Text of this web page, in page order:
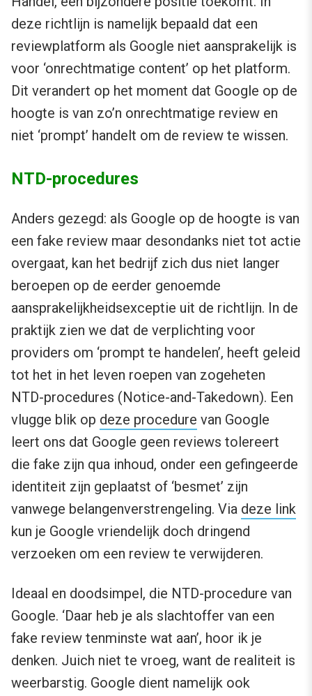
deze richtlijn is namelijk bepaald dat een
reviewplatform als Google niet aansprakelijk is
voor ‘onrechtmatige content’ op het platform.
Dit verandert op het moment dat Google op de
hoogte is van zo’n onrechtmatige review en
niet ‘prompt’ handelt om de review te wissen.
NTD-procedures
Anders gezegd: als Google op de hoogte is van
een fake review maar desondanks niet tot actie
overgaat, kan het bedrijf zich dus niet langer
beroepen op de eerder genoemde
aansprakelijkheidsexceptie uit de richtlijn. In de
praktijk zien we dat de verplichting voor
providers om ‘prompt te handelen’, heeft geleid
tot het in het leven roepen van zogeheten
NTD-procedures (Notice-and-Takedown). Een
vlugge blik op deze procedure van Google
leert ons dat Google geen reviews tolereert
die fake zijn qua inhoud, onder een gefingeerde
identiteit zijn geplaatst of ‘besmet’ zijn
vanwege belangenverstrengeling. Via deze link
kun je Google vriendelijk doch dringend
verzoeken om een review te verwijderen.
Ideaal en doodsimpel, die NTD-procedure van
Google. ‘Daar heb je als slachtoffer van een
fake review tenminste wat aan’, hoor ik je
denken. Juich niet te vroeg, want de realiteit is
weerbarstig. Google dient namelijk ook